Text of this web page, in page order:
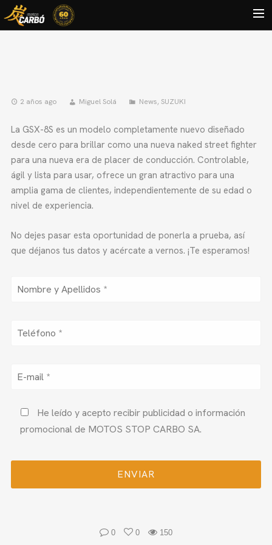
QUIÉNES SOMOS?
CONTACTO
2 años ago Miguel Solá News, SUZUKI
La GSX-8S es un modelo completamente nuevo diseñado
desde cero para brillar como una nueva naked street fighter
para una nueva era de placer de conducción. Controlable,
ágil y lista para usar, ofrece un gran atractivo para una
amplia gama de clientes, independientemente de su edad o
nivel de experiencia.
No dejes pasar esta oportunidad de ponerla a prueba, así
que déjanos tus datos y acércate a vernos. ¡Te esperamos!
He leído y acepto recibir publicidad o información
promocional de MOTOS STOP CARBO SA.
0 0 150